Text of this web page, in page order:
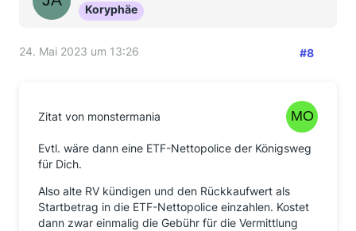
Koryphäe
24. Mai 2023 um 13:26 #8
Zitat von monstermania
Evtl. wäre dann eine ETF-Nettopolice der Königsweg
für Dich.
Also alte RV kündigen und den Rückkaufwert als
Startbetrag in die ETF-Nettopolice einzahlen. Kostet
dann zwar einmalig die Gebühr für die Vermittlung